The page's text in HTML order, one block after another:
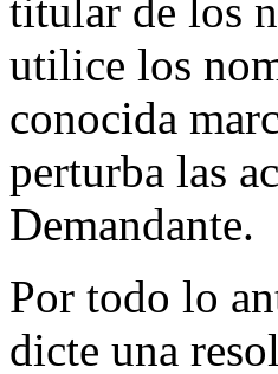
titular de los
utilice los
conocida
perturba las
Demandante.
Por todo lo
dicte una